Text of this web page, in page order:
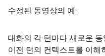
수정된 동영상의 예:
대화의 각 턴마다 새로운
이전 턴의 컨텍스트를 이해